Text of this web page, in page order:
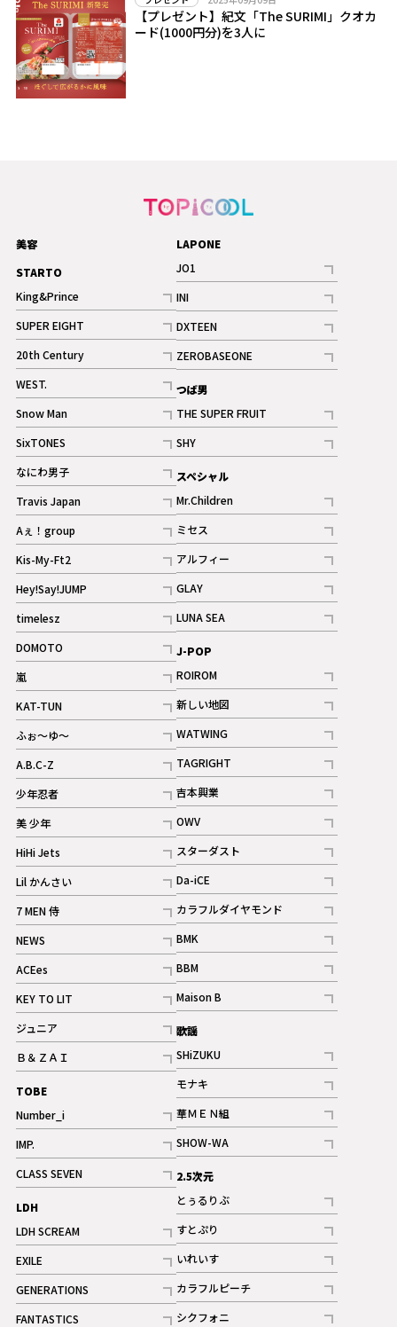
【プレゼント】紀文「The SURIMI」クオカ
ード(1000円分)を3人に
美容
STARTO
King&Prince
記事
SUPER EIGHT
記事
20th Century
記事
WEST.
記事
Snow Man
記事
ギャラリー
SixTONES
記事
ギャラリー
なにわ男子
記事
Travis Japan
記事
Aぇ！group
記事
Kis-My-Ft2
記事
ギャラリー
Hey!Say!JUMP
記事
timelesz
記事
DOMOTO
記事
嵐
記事
KAT-TUN
記事
ふぉ～ゆ～
記事
A.B.C-Z
記事
ギャラリー
少年忍者
記事
美 少年
記事
HiHi Jets
記事
Lil かんさい
記事
7 MEN 侍
記事
NEWS
記事
ACEes
記事
KEY TO LIT
記事
ジュニア
記事
Ｂ＆ＺＡＩ
記事
TOBE
Number_i
記事
IMP.
記事
CLASS SEVEN
記事
LDH
LDH SCREAM
記事
EXILE
記事
GENERATIONS
記事
FANTASTICS
LAPONE
JO1
記事
INI
記事
ギャラリー
DXTEEN
記事
ギャラリー
ZEROBASEONE
記事
つば男
THE SUPER FRUIT
記事
SHY
記事
スペシャル
Mr.Children
記事
ミセス
記事
アルフィー
記事
GLAY
記事
LUNA SEA
記事
J-POP
ROIROM
記事
新しい地図
記事
WATWING
記事
TAGRIGHT
記事
吉本興業
記事
OWV
記事
ギャラリー
スターダスト
記事
Da-iCE
記事
カラフルダイヤモンド
記事
BMK
記事
BBM
記事
ギャラリー
Maison B
記事
歌謡
SHiZUKU
記事
モナキ
記事
華ＭＥＮ組
記事
SHOW-WA
記事
2.5次元
とぅるりぶ
記事
すとぷり
記事
ギャラリー
いれいす
記事
ギャラリー
カラフルピーチ
記事
シクフォニ